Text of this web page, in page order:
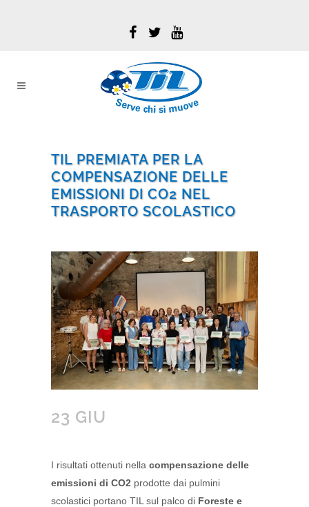
TIL PREMIATA PER LA
COMPENSAZIONE DELLE
EMISSIONI DI CO2 NEL
TRASPORTO SCOLASTICO
23 GIU
I risultati ottenuti nella compensazione delle
emissioni di CO2 prodotte dai pulmini
scolastici portano TIL sul palco di Foreste e